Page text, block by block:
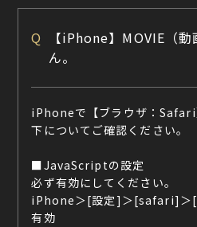
Q
【iPhone】MOVIE（
ん。
iPhoneで【ブラウザ：Safari
下についてご確認ください。
■JavaScriptの設定
必ず有効にしてください。
iPhone＞[設定]＞[safari]＞
有効